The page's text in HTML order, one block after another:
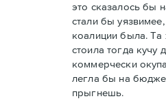
это сказалось бы
стали бы
коалиции была.
стоила тогда кучу
коммерчески
легла бы на
прыгнешь.